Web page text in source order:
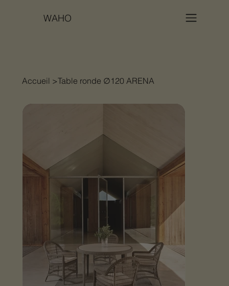
WAHO
Accueil >Table ronde ∅120 ARENA